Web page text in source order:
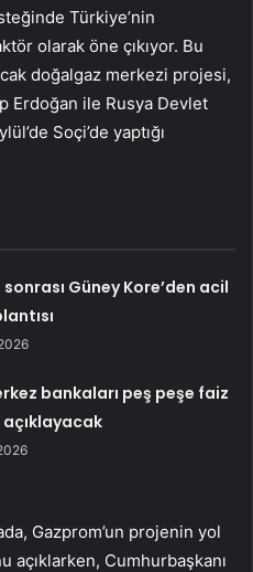
Türkiye’nin
olarak öne çıkıyor. Bu
doğalgaz merkezi projesi,
Erdoğan ile Rusya Devlet
Soçi’de yaptığı
Güney Kore’den acil
bankaları peş peşe faiz
açıklayacak
Gazprom’un projenin yol
açıklarken, Cumhurbaşkanı